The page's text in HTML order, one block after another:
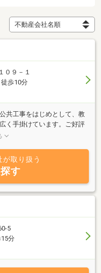
０９－１
歩10分
共工事をはじめとして、教
く手掛けています。ご好評
クノストラクチャーの家
００年以上の実績と技術
の高い高品質、高性能住宅
に土地・建物をトータルで
軽にご相談ください。
取り扱う
す
5
分